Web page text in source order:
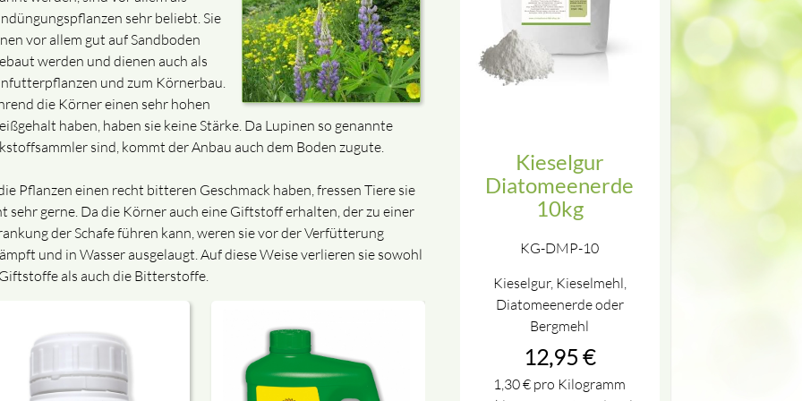
sehr beliebt. Sie
vor allem gut auf Sandboden
werden und dienen auch als
und zum Körnerbau.
die Körner einen sehr hohen
haben, haben sie keine Stärke. Da Lupinen so genannte
sind, kommt der Anbau auch dem Boden zugute.
Pflanzen einen recht bitteren Geschmack haben, fressen Tiere sie
sehr gerne. Da die Körner auch eine Giftstoff erhalten, der zu einer
der Schafe führen kann, weren sie vor der Verfütterung
und in Wasser ausgelaugt. Auf diese Weise verlieren sie sowohl
als auch die Bitterstoffe.
Kieselgur
Diatomeenerde
10kg
KG-DMP-10
Kieselgur, Kieselmehl,
Diatomeenerde oder
Bergmehl
12,95€
1,30€ pro Kilogramm